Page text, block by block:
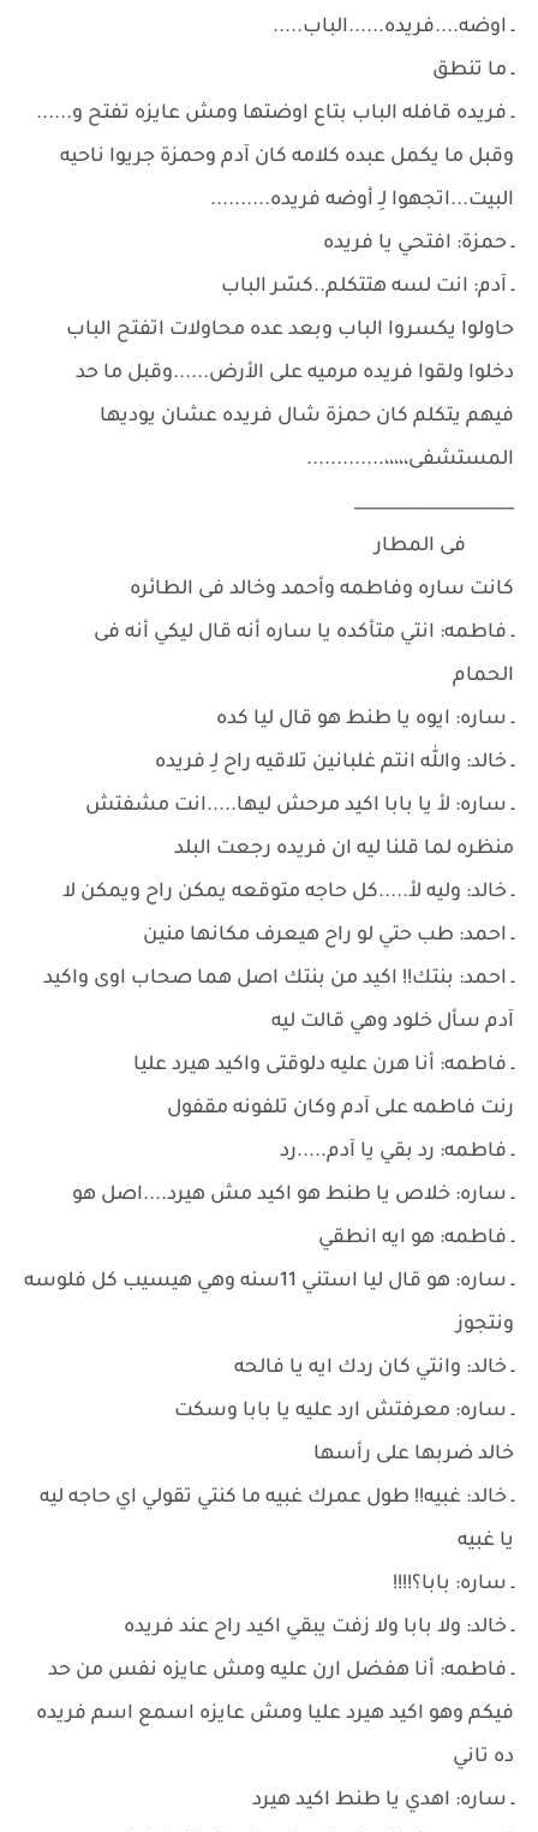
ـ اوضه....فريده......الباب.....
ـ ما تنطق
ـ فريده قافله الباب بتاع اوضتها ومش عايزه تفتح و......
وقبل ما يكمل عبده كلامه كان آدم وحمزة جريوا ناحيه
البيت...اتجهوا لِـ أوضه فريده..........
ـ حمزة: افتحي يا فريده
ـ آدم: انت لسه هتتكلم..كسّر الباب
حاولوا يكسروا الباب وبعد عده محاولات اتفتح الباب
دخلوا ولقوا فريده مرميه على الأرض......وقبل ما حد
فيهم يتكلم كان حمزة شال فريده عشان يوديها
المستشفى،،،،،.............
___________________
فى المطار
كانت ساره وفاطمه وأحمد وخالد فى الطائره
ـ فاطمه: انتي متأكده يا ساره أنه قال ليكي أنه فى
الحمام
ـ ساره: ايوه يا طنط هو قال ليا كده
ـ خالد: والله انتم غلبانين تلاقيه راح لِـ فريده
ـ ساره: لأ يا بابا اكيد مرحش ليها.....انت مشفتش
منظره لما قلنا ليه ان فريده رجعت البلد
ـ خالد: وليه لأ.....كل حاجه متوقعه يمكن راح ويمكن لا
ـ احمد: طب حتي لو راح هيعرف مكانها منين
ـ احمد: بنتك!! اكيد من بنتك اصل هما صحاب اوى واكيد
آدم سأل خلود وهي قالت ليه
ـ فاطمه: أنا هرن عليه دلوقتى واكيد هيرد عليا
رنت فاطمه على آدم وكان تلفونه مقفول
ـ فاطمه: رد بقي يا آدم.....رد
ـ ساره: خلاص يا طنط هو اكيد مش هيرد....اصل هو
ـ فاطمه: هو ايه انطقي
ـ ساره: هو قال ليا استني 11سنه وهي هيسيب كل فلوسه
ونتجوز
ـ خالد: وانتي كان ردك ايه يا فالحه
ـ ساره: معرفتش ارد عليه يا بابا وسكت
خالد ضربها على رأسها
ـ خالد: غبيه!! طول عمرك غبيه ما كنتي تقولي اي حاجه ليه
يا غبيه
ـ ساره: بابا؟!!!!
ـ خالد: ولا بابا ولا زفت يبقي اكيد راح عند فريده
ـ فاطمه: أنا هفضل ارن عليه ومش عايزه نفس من حد
فيكم وهو اكيد هيرد عليا ومش عايزه اسمع اسم فريده
ده تاني
ـ ساره: اهدي يا طنط اكيد هيرد